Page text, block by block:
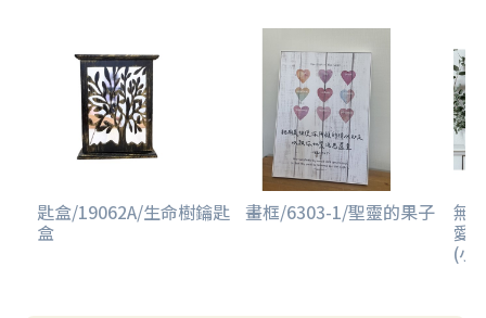
匙盒/19062A/生命樹鑰匙
盒
畫框/6303-1/聖靈的果子 無
愛
(小